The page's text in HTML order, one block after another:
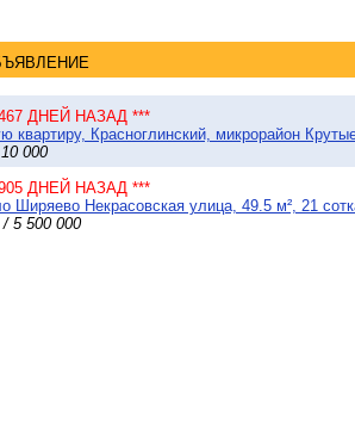
ДНЕЙ НАЗАД ***
квартиру, Красноглинский, микрорайон
000
ДНЕЙ НАЗАД ***
Ширяево Некрасовская улица, 49.5 м², 21
5 500 000